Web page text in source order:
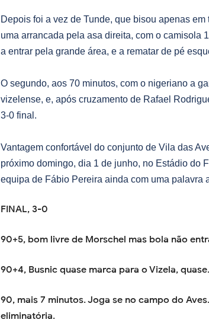
Depois foi a vez de Tunde, que bisou apenas
uma arrancada pela asa direita, com o camisola
a entrar pela grande área, e a rematar de pé
O segundo, aos 70 minutos, com o nigeriano a
vizelense, e, após cruzamento de Rafael
3-0 final.
Vantagem confortável do conjunto de Vila das
próximo domingo, dia 1 de junho, no Estádio do
equipa de Fábio Pereira ainda com uma palavra
FINAL, 3-0
90+5, bom livre de Morschel mas bola não
90+4, Busnic quase marca para o Vizela,
90, mais 7 minutos. Joga se no campo do
eliminatória.